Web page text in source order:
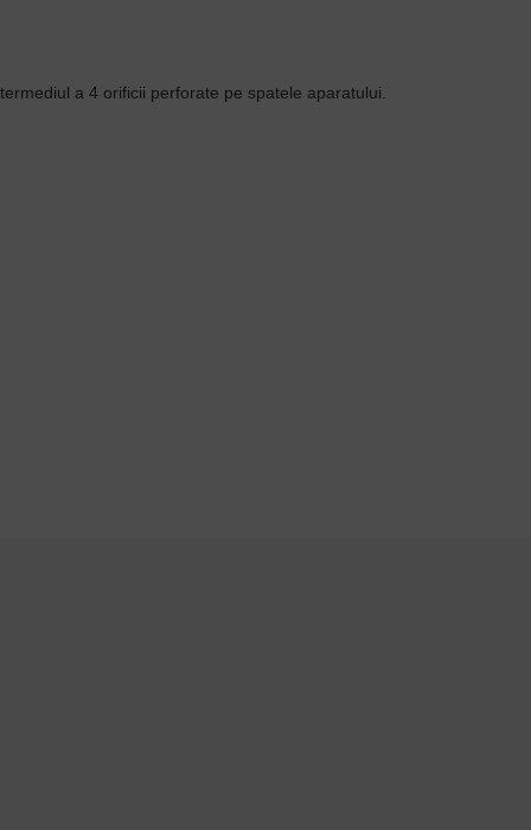
a 4 orificii perforate pe spatele aparatului.